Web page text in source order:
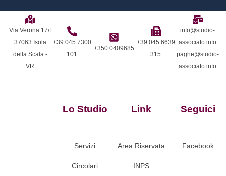
Via Verona 17/f
37063 Isola
della Scala -
VR
+39 045 7300
101
+350 0409685
+39 045 6639
315
info@studio-
associato.info
paghe@studio-
associato.info
Lo Studio
Servizi
Circolari
Link
Area Riservata
INPS
Seguici
Facebook